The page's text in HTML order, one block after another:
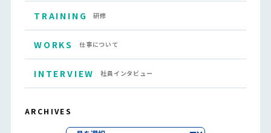
TRAINING 研修
WORKS 仕事について
INTERVIEW 社員インタビュー
ARCHIVES